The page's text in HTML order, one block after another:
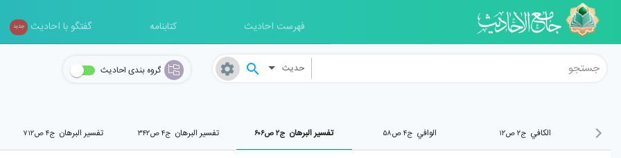
فهرست احادیث کتابنامه گفتگو با احادیث جدید
حدیث گروه بندی احادیث
الکافي ج۲ ص۱۲ الوافي ج۴ ص۵۸ تفسیر البرهان ج۲ ص۶۰۶ تفسیر البرهان ج۴ ص۳۴۲ تفسیر البرهان ج۴ ص۷۱۲